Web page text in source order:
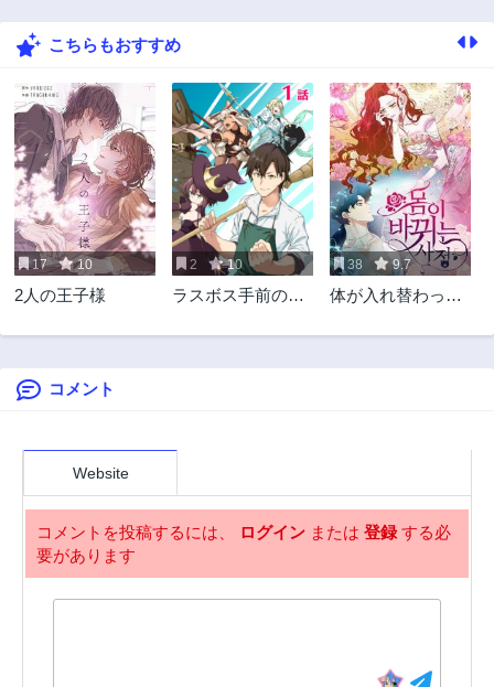
22話
20話
3年前
19話
3年前
18話
3年前
17話
3年前
16話
3年前
15話
3年前
14話
3年前
13話
3年前
12話 11話
10話
8話
3年前 3年前
4話
こちらもおすすめ
17 10
2人の王子様
2 10
ラスボス手前のイ
さん付いて〼～
38 9.7
体が入れ替わった
コメント
Website
コメントを投稿するには、 ログイン または 登録する必
要があります